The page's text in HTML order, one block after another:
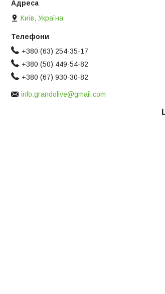
Київ, Україна
+380 (63) 254-35-17
+380 (50) 449-54-82
+380 (67) 930-30-82
info.grandolive@gmail.com